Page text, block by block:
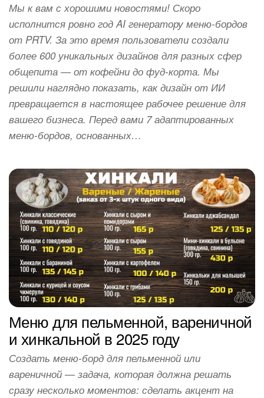
Мы к вам с хорошими новостями! Скоро
исполнится ровно год AI генератору меню-бордов
от PRTV. За это время пользователи создали
более 600 уникальных дизайнов для разных сфер
общепита — от кофейни до фуд-корта. Мы
решили наглядно показать, как дизайн от ИИ
превращается в настоящее рабочее решение для
вашего бизнеса. Перед вами 7 адаптированных
меню-бордов, основанных…
Меню для пельменной, вареничной
и хинкальной в 2025 году
Создать меню-борд для пельменной или
вареничной — задача, которая должна решать
сразу несколько моментов: сделать акцент на